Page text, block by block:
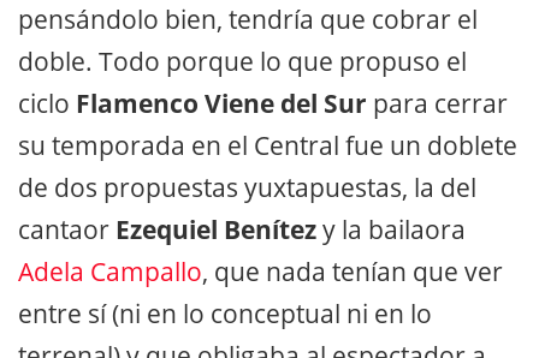
pensándolo bien, tendría que cobrar el
doble. Todo porque lo que propuso el
ciclo Flamenco Viene del Sur para cerrar
su temporada en el Central fue un doblete
de dos propuestas yuxtapuestas, la del
cantaor Ezequiel Benítezy la bailaora
Adela Campallo, que nada tenían que ver
entre sí (ni en lo conceptual ni en lo